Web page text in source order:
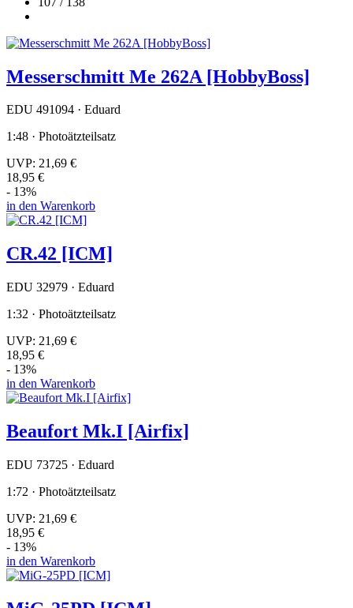
Messerschmitt Me 262A [HobbyBoss]
EDU 491094 · Eduard
1:48 · Photoätzteilsatz
UVP: 21,69 €
18,95 €
- 13%
in den Warenkorb
CR.42 [ICM]
EDU 32979 · Eduard
1:32 · Photoätzteilsatz
UVP: 21,69 €
18,95 €
- 13%
in den Warenkorb
Beaufort Mk.I [Airfix]
EDU 73725 · Eduard
1:72 · Photoätzteilsatz
UVP: 21,69 €
18,95 €
- 13%
in den Warenkorb